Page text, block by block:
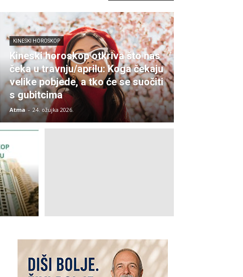
KINESKI HOROSKOP
Kineski horoskop otkriva što nas
čeka u travnju/aprilu: Koga čekaju
velike pobjede, a tko će se suočiti
s gubitcima
Atma - 24. ožujka 2026.